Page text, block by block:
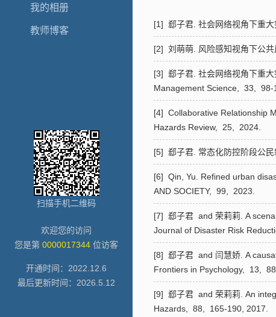
我的相册
教师博客
扫描手机二维码
欢迎您的访问
您是第 0000017344 位访客
开通时间： 2022 12 6
最后更新时间： 2026 5 12
[1] 郄子君. 社会网络视角下重
[2] 刘萌萌. 风险感知视角下公
[3] 郄子君. 社会网络视角下重
Management Science,
33, 98-
[4] Collaborative Relationship
Hazards Review,
25, 2024.
[5] 郄子君. 常态化防控阶段公
[6] Qin, Yu. Refined urban
AND SOCIETY,
99, 2023.
[7] 郄子君 and 荣莉莉. A
Journal of Disaster Risk
[8] 郄子君 and 闫慧娇. A
Frontiers in Psychology,
13,
[9] 郄子君 and 荣莉莉. An
Hazards,
88, 165-190, 2017.